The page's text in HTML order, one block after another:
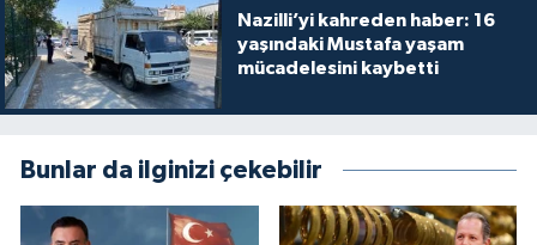
Nazilli’yi kahreden haber: 16
yaşındaki Mustafa yaşam
mücadelesini kaybetti
Bunlar da ilginizi çekebilir